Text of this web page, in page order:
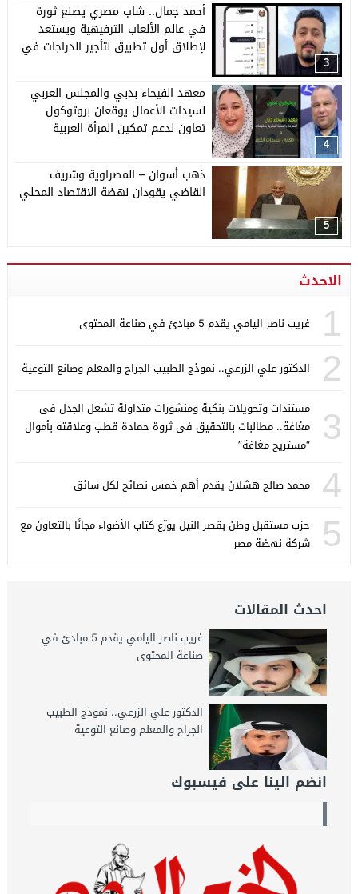
3
أحمد جمال.. شاب مصري يصنع ثورة
في عالم الألعاب الترفيهية ويستعد
لإطلاق أول تطبيق لتأجير الدراجات في
4
معهد الفيحاء بدبي والمجلس العربي
لسيدات الأعمال يوقعان بروتوكول
تعاون لدعم تمكين المرأة العربية
5
ذهب أسوان – المصراوية وشريف
القاضي يقودان نهضة الاقتصاد المحلي
الاحدث
1 غريب ناصر اليامي يقدم 5 مبادئ في صناعة المحتوى
2 الدكتور علي الزرعي.. نموذج الطبيب الجراح والمعلم وصانع التوعية
3
مستندات وتحويلات بنكية ومنشورات متداولة تشعل الجدل فى
مغاغة.. مطالبات بالتحقيق فى ثروة حمادة قطب وعلاقته بأموال
“مستريح مغاغة”
4 محمد صالح هشلان يقدم أهم خمس نصائح لكل سائق
5
حزب مستقبل وطن بقصر النيل يوزّع كتاب الأضواء مجانًا بالتعاون مع
شركة نهضة مصر
احدث المقالات
غريب ناصر اليامي يقدم 5 مبادئ في
صناعة المحتوى
الدكتور علي الزرعي.. نموذج الطبيب
الجراح والمعلم وصانع التوعية
انضم الينا على فيسبوك